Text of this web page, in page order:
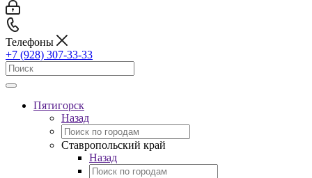
Телефоны
+7 (928) 307-33-33
Пятигорск
Назад
Ставропольский край
Назад